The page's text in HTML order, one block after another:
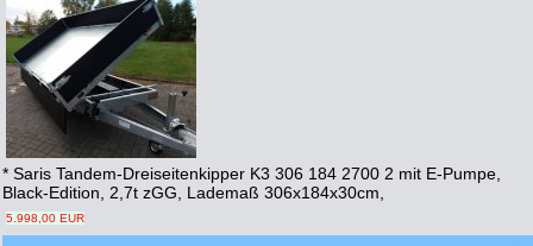
* Saris Tandem-Dreiseitenkipper K3 306 184 2700 2 mit E-Pumpe,
Black-Edition, 2,7t zGG, Lademaß 306x184x30cm,
5.998,00 EUR